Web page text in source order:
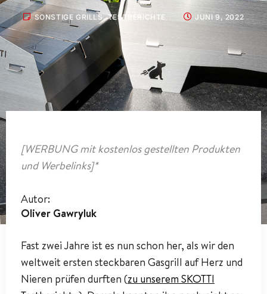
SONSTIGE GRILLS,TESTBERICHTE JUNI 9, 2022
[WERBUNG mit kostenlos gestellten Produkten
und Werbelinks]*
Autor:
Oliver Gawryluk
Fast zwei Jahre ist es nun schon her, als wir den
weltweit ersten steckbaren Gasgrill auf Herz und
Nieren prüfen durften (zu unserem SKOTTI